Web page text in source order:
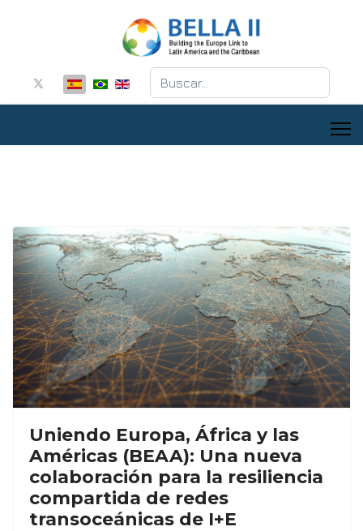
Buscar
Uniendo Europa, África y las
Américas (BEAA): Una nueva
colaboración para la resiliencia
compartida de redes
transoceánicas de I+E